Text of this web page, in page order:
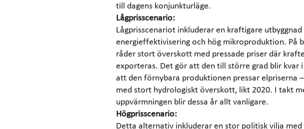
till dagens konjunkturläge.
Lågprisscenario:
Lågprisscenariot inkluderar en kraftigare
energieffektivisering och hög mikroproduktion. På
råder stort överskott med pressade priser där
exporteras. Det gör att den till större grad blir kvar
att den förnybara produktionen pressar elpriserna
med stort hydrologiskt överskott, likt 2020. I takt
uppvärmningen blir dessa år allt vanligare.
Högprisscenario:
Detta alternativ inkluderar en stor politisk vilja